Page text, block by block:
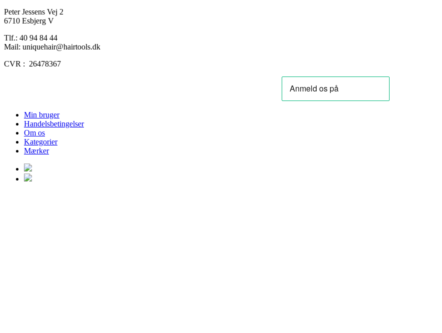
Peter Jessens Vej 2
6710 Esbjerg V
Tlf.: 40 94 84 44
Mail: uniquehair@hairtools.dk
CVR : 26478367
Min bruger
Handelsbetingelser
Om os
Kategorier
Mærker